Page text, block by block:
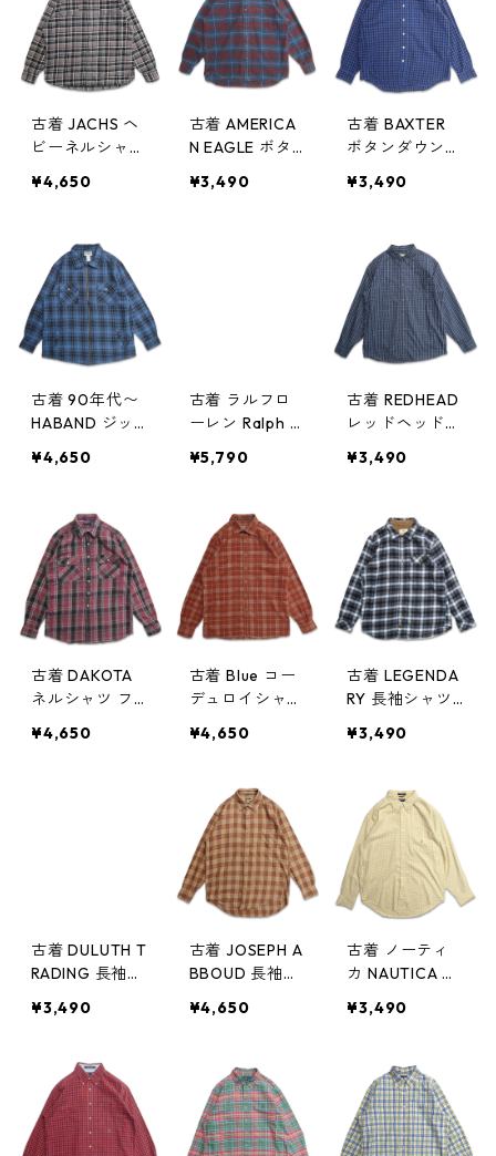
w60217
古着 JACHS ヘ
ビーネルシャツ
袖シャツ チェ
表記：XL gd4
08430n w6012
0
¥4,650
古着 AMERICA
N EAGLE ボタ
長袖シャツ チ
¥3,490
古着 BAXTER
ボタンダウンシ
ツ チェック 表
71n w51009
¥3,490
古着 90年代〜
HABAND ジッ
ツジャケット
記：XL gd40
7465n w51008
¥4,650
古着 ラルフロ
ーレン Ralph L
ウンシャツ 長
ック 表記：S
gd407438n w5
1006
¥5,790
古着 REDHEAD
レッドヘッド
タンダウンシャ
記：L gd4074
12n w51003
¥3,490
古着 DAKOTA
ネルシャツ フ
シャツ チェッ
¥4,650
古着 Blue コー
デュロイシャツ
ックス チェッ
407368n w509
30
¥4,650
古着 LEGENDA
RY 長袖シャツ
タンダウンシャ
記：XL gd40
7356n w50929
¥3,490
古着 DULUTH T
RADING 長袖シ
ツ ボタンダウ
ック 表記：L
gd407355n w5
0929
¥3,490
古着 JOSEPH A
BBOUD 長袖シ
ブラウン系 表
352n w50929
¥4,650
古着 ノーティ
カ NAUTICA レ
ダウンシャツ
長袖シャツ 表
記：XL gd40
7315n w50925
¥3,490